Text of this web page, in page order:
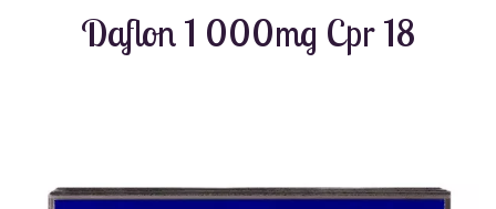
Daflon 1 000mg Cpr 18